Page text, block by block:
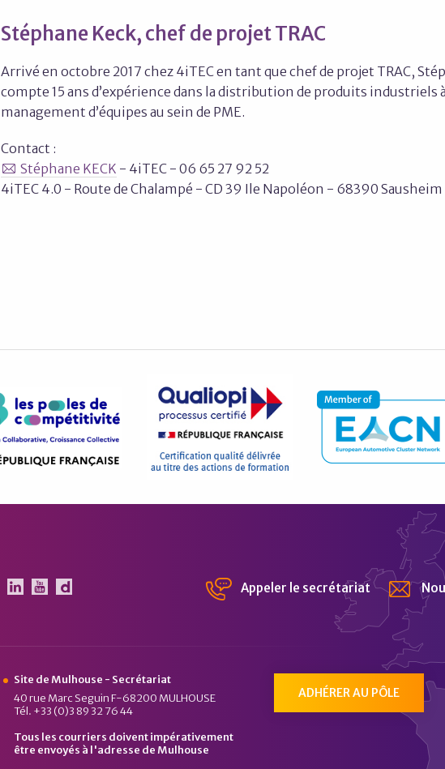
Stéphane Keck, chef de projet TRAC
Arrivé en octobre 2017 chez 4iTEC en tant que chef de projet TRAC,
compte 15 ans d’expérience dans la distribution de produits industriels
management d’équipes au sein de PME.
Contact :
Stéphane KECK - 4iTEC - 06 65 27 92 52
4iTEC 4.0 - Route de Chalampé - CD 39 Ile Napoléon - 68390 Sausheim
Chaîne Dailymotion du Pôle Véhicule du Futur
Appeler le secrétariat
Site de Mulhouse - Secrétariat
40 rue Marc Seguin F-68200 MULHOUSE
Tél. +33 (0)3 89 32 76 44
Tous les courriers doivent impérativement
être envoyés à l'adresse de Mulhouse
ADHÉRER AU PÔLE